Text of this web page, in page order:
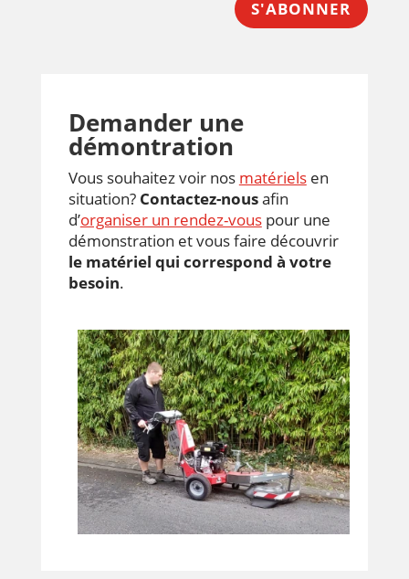
S'ABONNER
Demander une
démontration
Vous souhaitez voir nos matérielsen
situation? Contactez-nousafin
d’organiser un rendez-vouspour une
démonstration et vous faire découvrir
le matériel qui correspond à votre
besoin.